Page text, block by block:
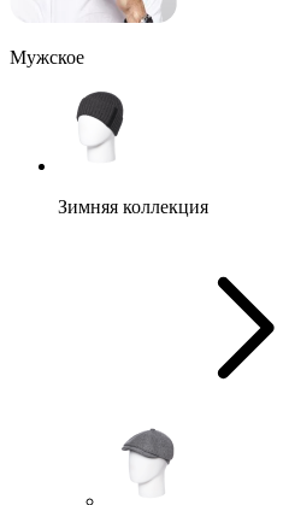
Мужское
Зимняя коллекция